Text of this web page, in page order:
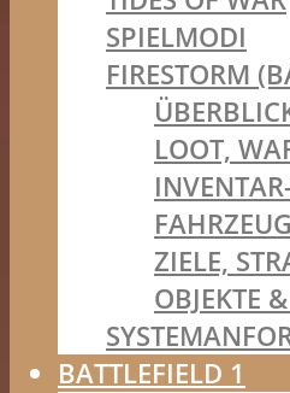
SPIELMODI
FIRESTORM
LOOT,
ZIELE,
OBJEKTE
BATTLEFIELD 1